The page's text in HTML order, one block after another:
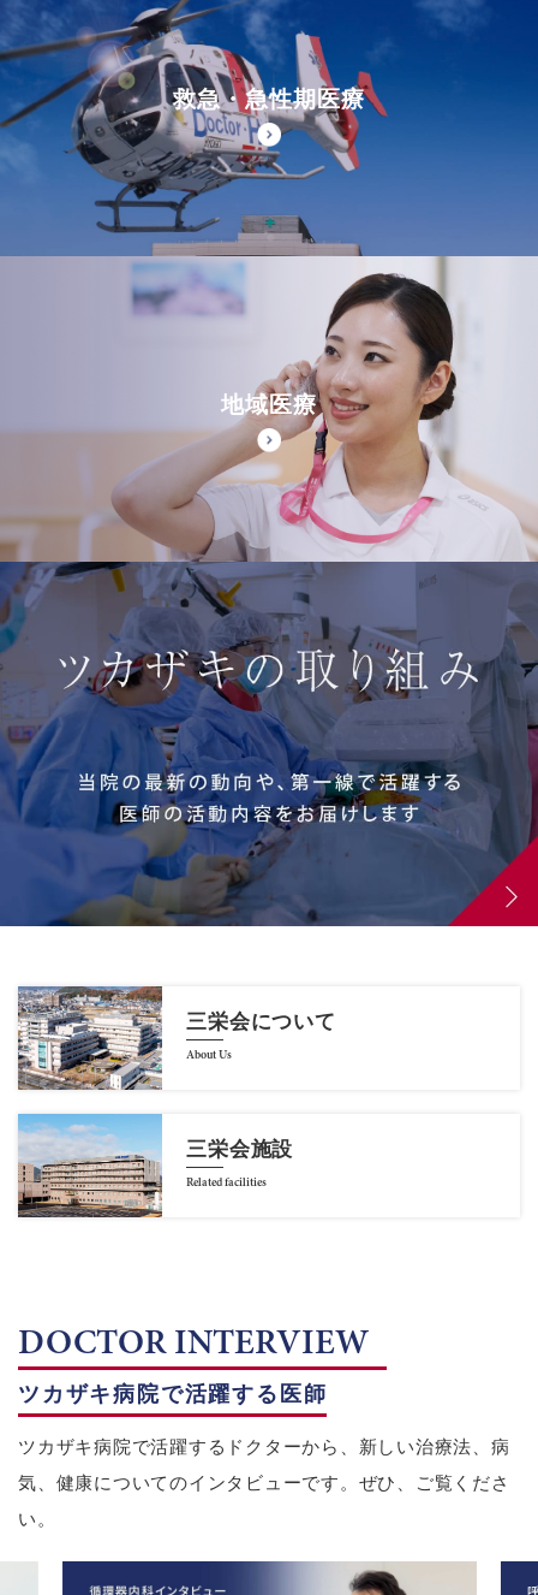
救急・急性期医療
地域医療
三栄会について
About Us
三栄会施設
Related facilities
DOCTOR INTERVIEW
ツカザキ病院で活躍する医師
ツカザキ病院で活躍するドクターから、新しい治療法、病
気、健康についてのインタビューです。ぜひ、ご覧くださ
い。